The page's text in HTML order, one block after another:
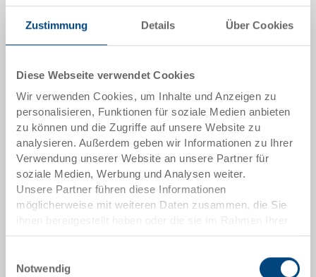
Zustimmung Details Über Cookies
Diese Webseite verwendet Cookies
Wir verwenden Cookies, um Inhalte und Anzeigen zu
personalisieren, Funktionen für soziale Medien anbieten
zu können und die Zugriffe auf unsere Website zu
analysieren. Außerdem geben wir Informationen zu Ihrer
Verwendung unserer Website an unsere Partner für
soziale Medien, Werbung und Analysen weiter.
Unsere Partner führen diese Informationen
möglicherweise mit weiteren Daten zusammen, die Sie
Nutzung der Dienste gesammelt haben.
Notwendig
Bestellmenge
ab 1 Stück
Sofort lieferbar
Preis
ab EUR 15,00
zum Produkt